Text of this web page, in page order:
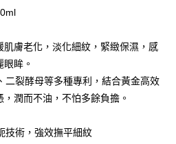
連結：
個人資料，並將交易相關給付款項請求債
覽以下網址：
定代理人或監護人之同意方可使用
申辦者引起之損失，本公司不負相關責
將依據個別帳號之用戶狀況，依本公司即
上)免運費
上)免運費
膚老化，淡化細紋，緊緻保濕，感
眸。
二裂酵母等多種專利，結合黃金高效
潤而不油，不怕多餘負擔。
技術，強效撫平細紋